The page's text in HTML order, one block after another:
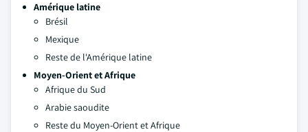
Amérique latine
Brésil
Mexique
Reste de l'Amérique latine
Moyen-Orient et Afrique
Afrique du Sud
Arabie saoudite
Reste du Moyen-Orient et Afrique